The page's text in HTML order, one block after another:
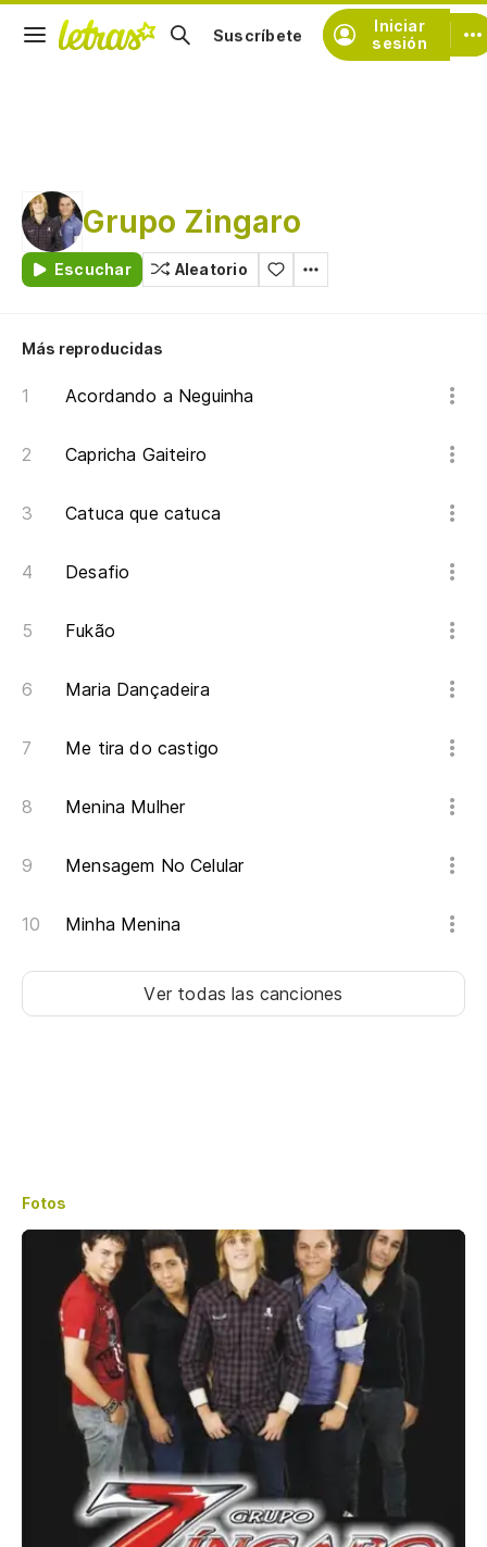
Iniciar
sesión
Suscríbete
Grupo Zingaro
Escuchar Aleatorio
Más reproducidas
Acordando a Neguinha
Capricha Gaiteiro
Catuca que catuca
Desafio
Fukão
Maria Dançadeira
Me tira do castigo
Menina Mulher
Mensagem No Celular
Minha Menina
Ver todas las canciones
Fotos